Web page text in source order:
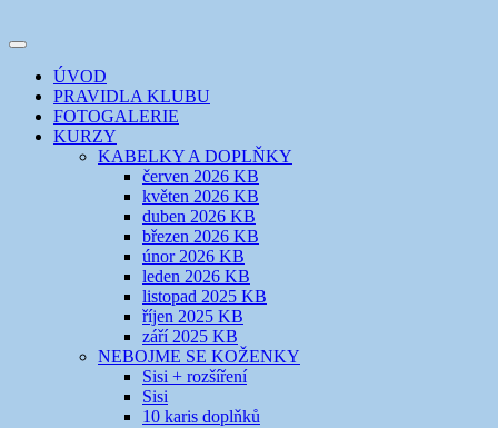
k
webuEVIKLUB
šicí klub
Toggle
navigation
ÚVOD
PRAVIDLA KLUBU
FOTOGALERIE
KURZY
KABELKY A DOPLŇKY
červen 2026 KB
květen 2026 KB
duben 2026 KB
březen 2026 KB
únor 2026 KB
leden 2026 KB
listopad 2025 KB
říjen 2025 KB
září 2025 KB
NEBOJME SE KOŽENKY
Sisi + rozšíření
Sisi
10 karis doplňků